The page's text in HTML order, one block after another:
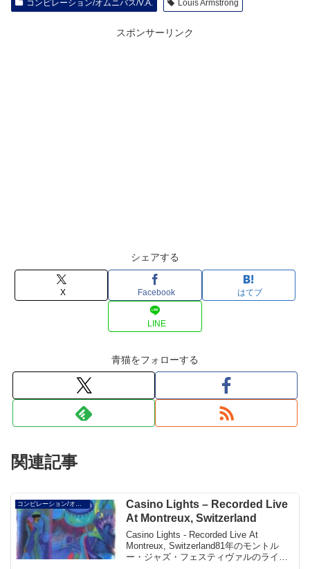
コンピレーション/オムニバス/V.A. Louis Armstrong
スポンサーリンク
シェアする
X Facebook はてブ
LINE
青猫をフォローする
関連記事
Casino Lights – Recorded Live
At Montreux, Switzerland
Casino Lights - Recorded Live At
Montreux, Switzerland81年のモントル
ー・ジャズ・フェスティヴァルのライ